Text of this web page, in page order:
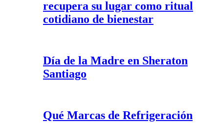
recupera su lugar como ritual
cotidiano de bienestar
Día de la Madre en Sheraton
Santiago
Qué Marcas de Refrigeración